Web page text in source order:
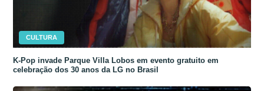
CULTURA
K-Pop invade Parque Villa Lobos em evento gratuito em
celebração dos 30 anos da LG no Brasil